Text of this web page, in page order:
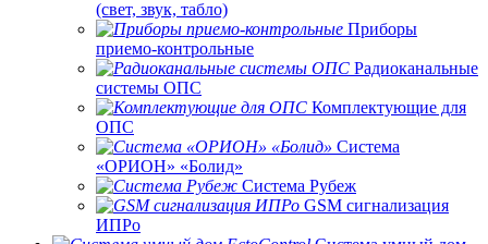
(свет, звук, табло)
Приборы
приемо-контрольные
Радиоканальные
системы ОПС
Комплектующие для
ОПС
Система
«ОРИОН» «Болид»
Система Рубеж
GSM сигнализация
ИПРо